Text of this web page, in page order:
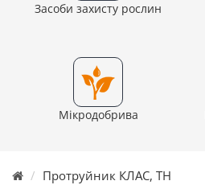
Засоби захисту рослин
Мікродобрива
Протруйник КЛАС, ТН